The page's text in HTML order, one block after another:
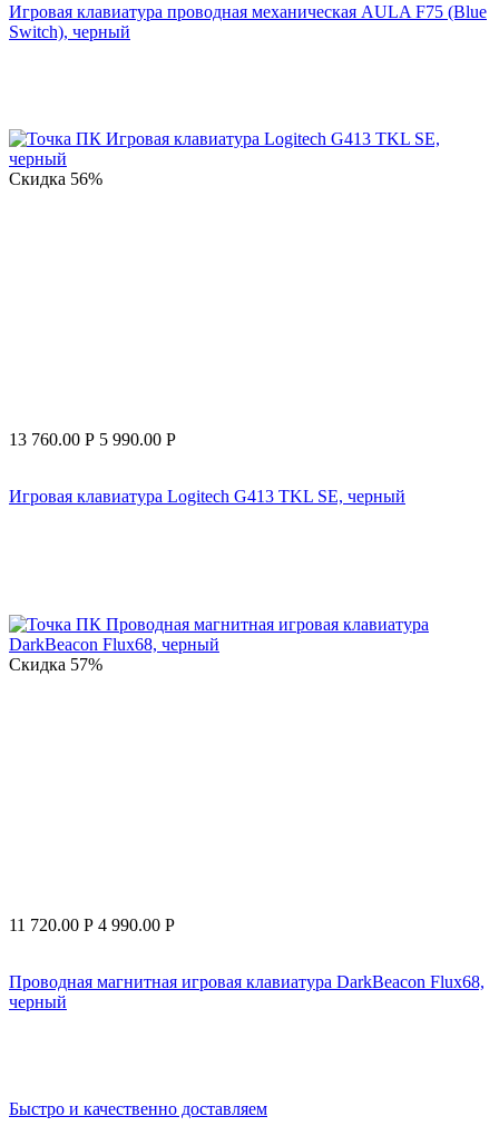
Игровая клавиатура проводная механическая AULA F75 (Blue
Switch), черный
Скидка 56%
13 760.00 Р 5 990.00 Р
Игровая клавиатура Logitech G413 TKL SE, черный
Скидка 57%
11 720.00 Р 4 990.00 Р
Проводная магнитная игровая клавиатура DarkBeacon Flux68,
черный
Быстро и качественно доставляем